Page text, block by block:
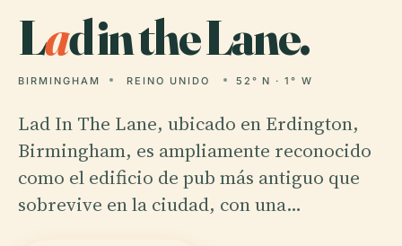
Lad in the Lane.
BIRMINGHAM REINO UNIDO 52° N · 1° W
Lad In The Lane, ubicado en Erdington,
Birmingham, es ampliamente reconocido
como el edificio de pub más antiguo que
sobrevive en la ciudad, con una…